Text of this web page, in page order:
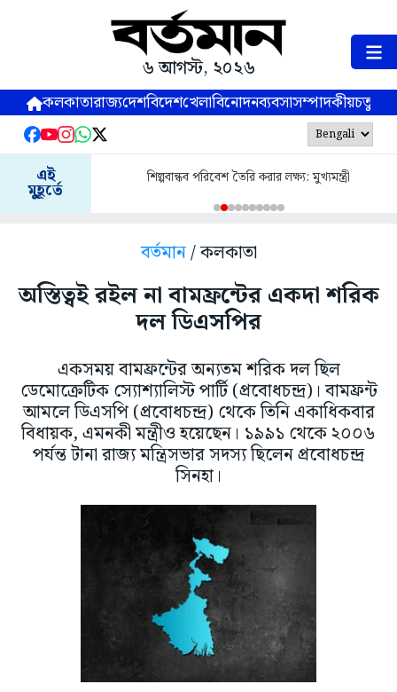
৬ আগস্ট, ২০২৬
কলকাতারাজ্যদেশবিদেশখেলাবিনোদনব্যবসাসম্পাদকীয়
এই
মুহূর্তে
শিল্পবান্ধব পরিবেশ তৈরি করার লক্ষ্য: মুখ্যমন্ত্রী
বর্তমান/ কলকাতা
অস্তিত্বই রইল না বামফ্রন্টের একদা শরিক
দল ডিএসপির
একসময় বামফ্রন্টের অন্যতম শরিক দল ছিল
ডেমোক্রেটিক স্যোশ্যালিস্ট পার্টি (প্রবোধচন্দ্র)। বামফ্রন্ট
আমলে ডিএসপি (প্রবোধচন্দ্র) থেকে তিনি একাধিকবার
বিধায়ক, এমনকী মন্ত্রীও হয়েছেন। ১৯৯১ থেকে ২০০৬
পর্যন্ত টানা রাজ্য মন্ত্রিসভার সদস্য ছিলেন প্রবোধচন্দ্র
সিনহা।